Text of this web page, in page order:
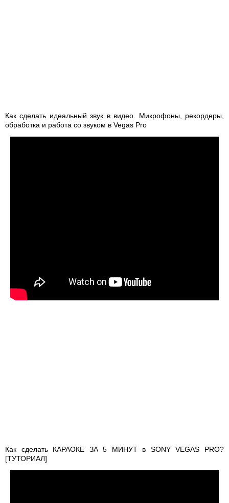
Как сделать идеальный звук в видео. Микрофоны, рекордеры,
обработка и работа со звуком в Vegas Pro
Как сделать КАРАОКЕ ЗА 5 МИНУТ в SONY VEGAS PRO?
[ТУТОРИАЛ]